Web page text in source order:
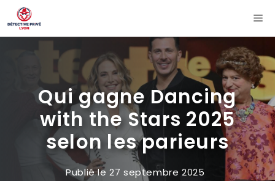
Aller
au
contenu
Qui gagne Dancing
with the Stars 2025
selon les parieurs
Publié le27 septembre 2025